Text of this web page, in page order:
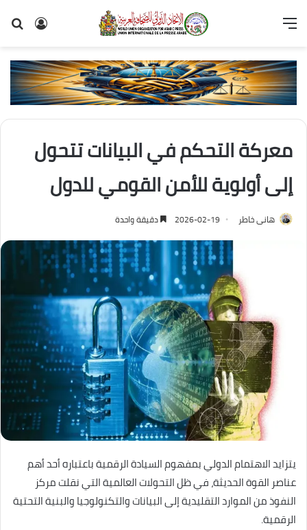
تسجيل
القائمة
معركة التحكم في البيانات تتحول
إلى أولوية للأمن القومي للدول
هانى خاطر 2026-02-19 دقيقة واحدة
يتزايد الاهتمام الدولي بمفهوم السيادة الرقمية باعتباره أحد أهم
عناصر القوة الحديثة، في ظل التحولات العالمية التي نقلت مركز
النفوذ من الموارد التقليدية إلى البيانات والتكنولوجيا والبنية التحتية
الرقمية.